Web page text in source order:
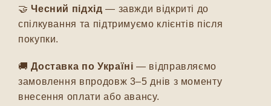
🤝Чесний підхід — завжди відкриті до
спілкування та підтримуємо клієнтів після
покупки.
🚚Доставка по Україні — відправляємо
замовлення впродовж 3–5 днів з моменту
внесення оплати або авансу.